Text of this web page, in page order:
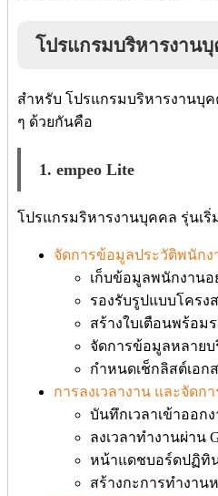
โปรแกรมบริหารงาน
สำหรับ โปรแกรมบริหารงานบุค
ๆ ด้วยกันคือ
1. empeo Lite
โปรแกรมริหารงานบุคคล รุ่นเ
จัดการข้อมูลประวัติพนักง
เก็บข้อมูลพนักงานอ
รองรับรูปแบบโครง
สร้างใบเตือนพร้อม
จัดการข้อมูลหลายบ
กำหนดเช็กลิสต์เอก
การลงเวลางาน และจัดก
บันทึกเวลาเข้าออก
ลงเวลาทำงานผ่าน
หน้าแดชบอร์ดปฏิทิ
สร้างกะการทำงานห